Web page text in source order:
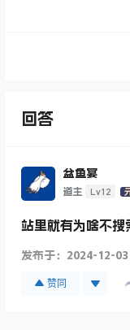
回答
盆鱼宴
道主 Lv12
站里就有为啥不搜
发布于： 2024-12-
赞同